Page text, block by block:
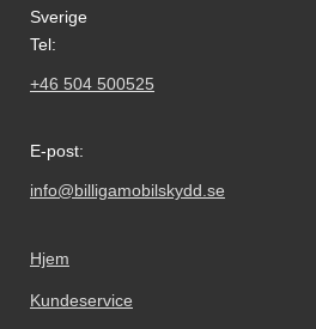
Sverige
Tel:
+46 504 500525
E-post:
info@billigamobilskydd.se
Hjem
Kundeservice